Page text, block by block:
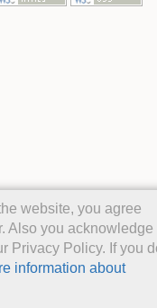
website, you agree
Also you acknowledge
Privacy Policy. If you
information about